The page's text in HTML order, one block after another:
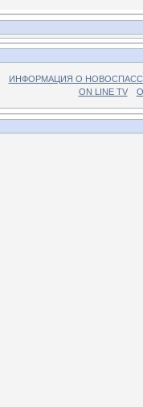
ИНФОРМАЦИЯ О
ON LINE TV